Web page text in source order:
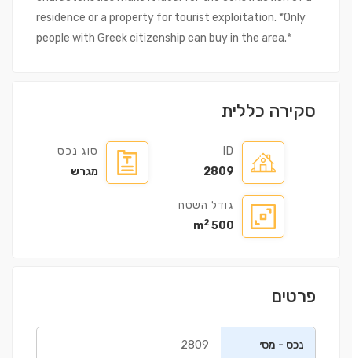
residence or a property for tourist exploitation. *Only
people with Greek citizenship can buy in the area.*
סקירה כללית
ID
2809
סוג נכס
מגרש
גודל השטח
500 m
2
פרטים
נכס - מס׳
2809